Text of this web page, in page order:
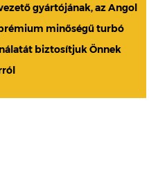
gyártójának, az Angol
minőségű turbó
biztosítjuk Önnek